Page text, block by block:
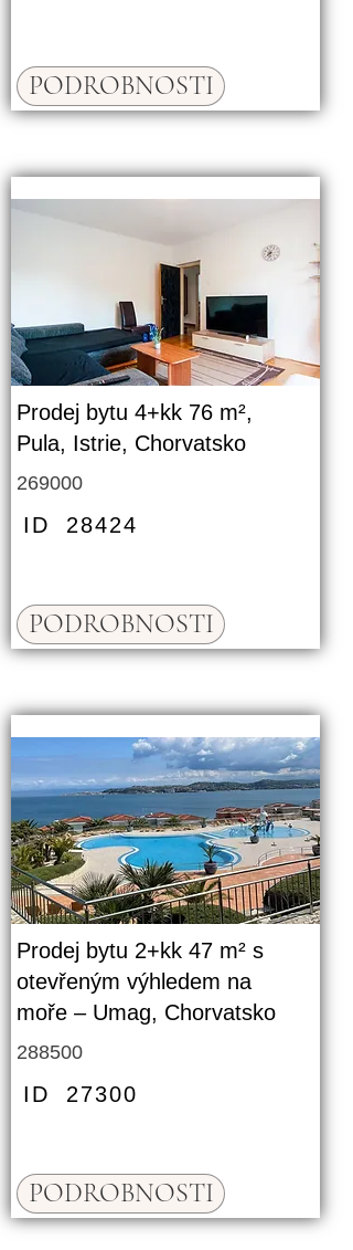
PODROBNOSTI
Prodej bytu 4+kk 76 m²,
Pula, Istrie, Chorvatsko
269000
ID 28424
PODROBNOSTI
Prodej bytu 2+kk 47 m² s
otevřeným výhledem na
moře – Umag, Chorvatsko
288500
ID 27300
PODROBNOSTI